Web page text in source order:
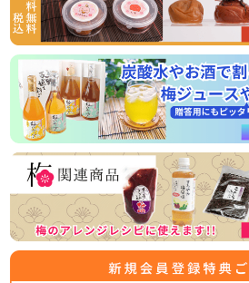
った、相性抜群の商品です！
常温商品のため、お届け後すぐお召し
でぜひご賞味ください。
2026/03/31
ゴールデンウイークの営業のお知らせ
平素は格別のご高配を賜り厚く御礼申
表記の件、下記の通りご案内させてい
何かとご迷惑をお掛け致しますが、何
りますよう宜しくお願い致します。
【休業日】
5月2日(土曜日) ～ 5月6日（水曜日）